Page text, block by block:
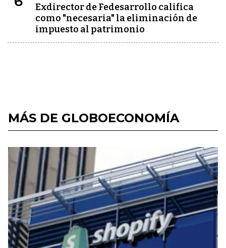
Exdirector de Fedesarrollo califica
como "necesaria" la eliminación de
impuesto al patrimonio
MÁS DE GLOBOECONOMÍA